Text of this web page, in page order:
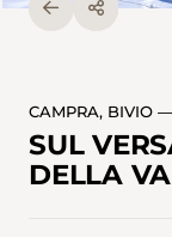
CAMPRA, BIVIO
SUL
DELLA